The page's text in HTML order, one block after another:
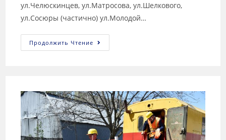
ул.Челюскинцев, ул.Матросова, ул.Шелкового,
ул.Сосюры (частично) ул.Молодой…
Продолжить Чтение